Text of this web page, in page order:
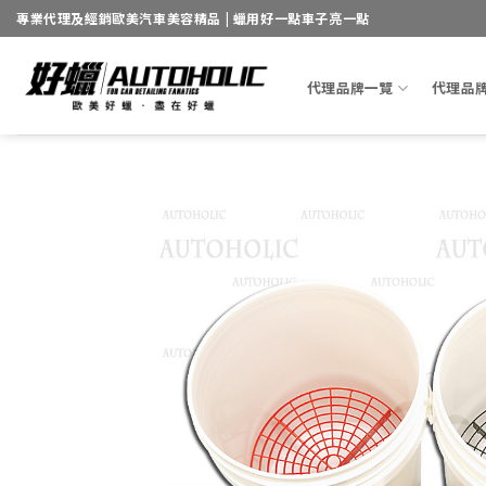
Skip
to
content
專業代理及經銷歐美汽車美容精品 | 蠟用好一點車子亮一點
代理品牌一覽 代理品